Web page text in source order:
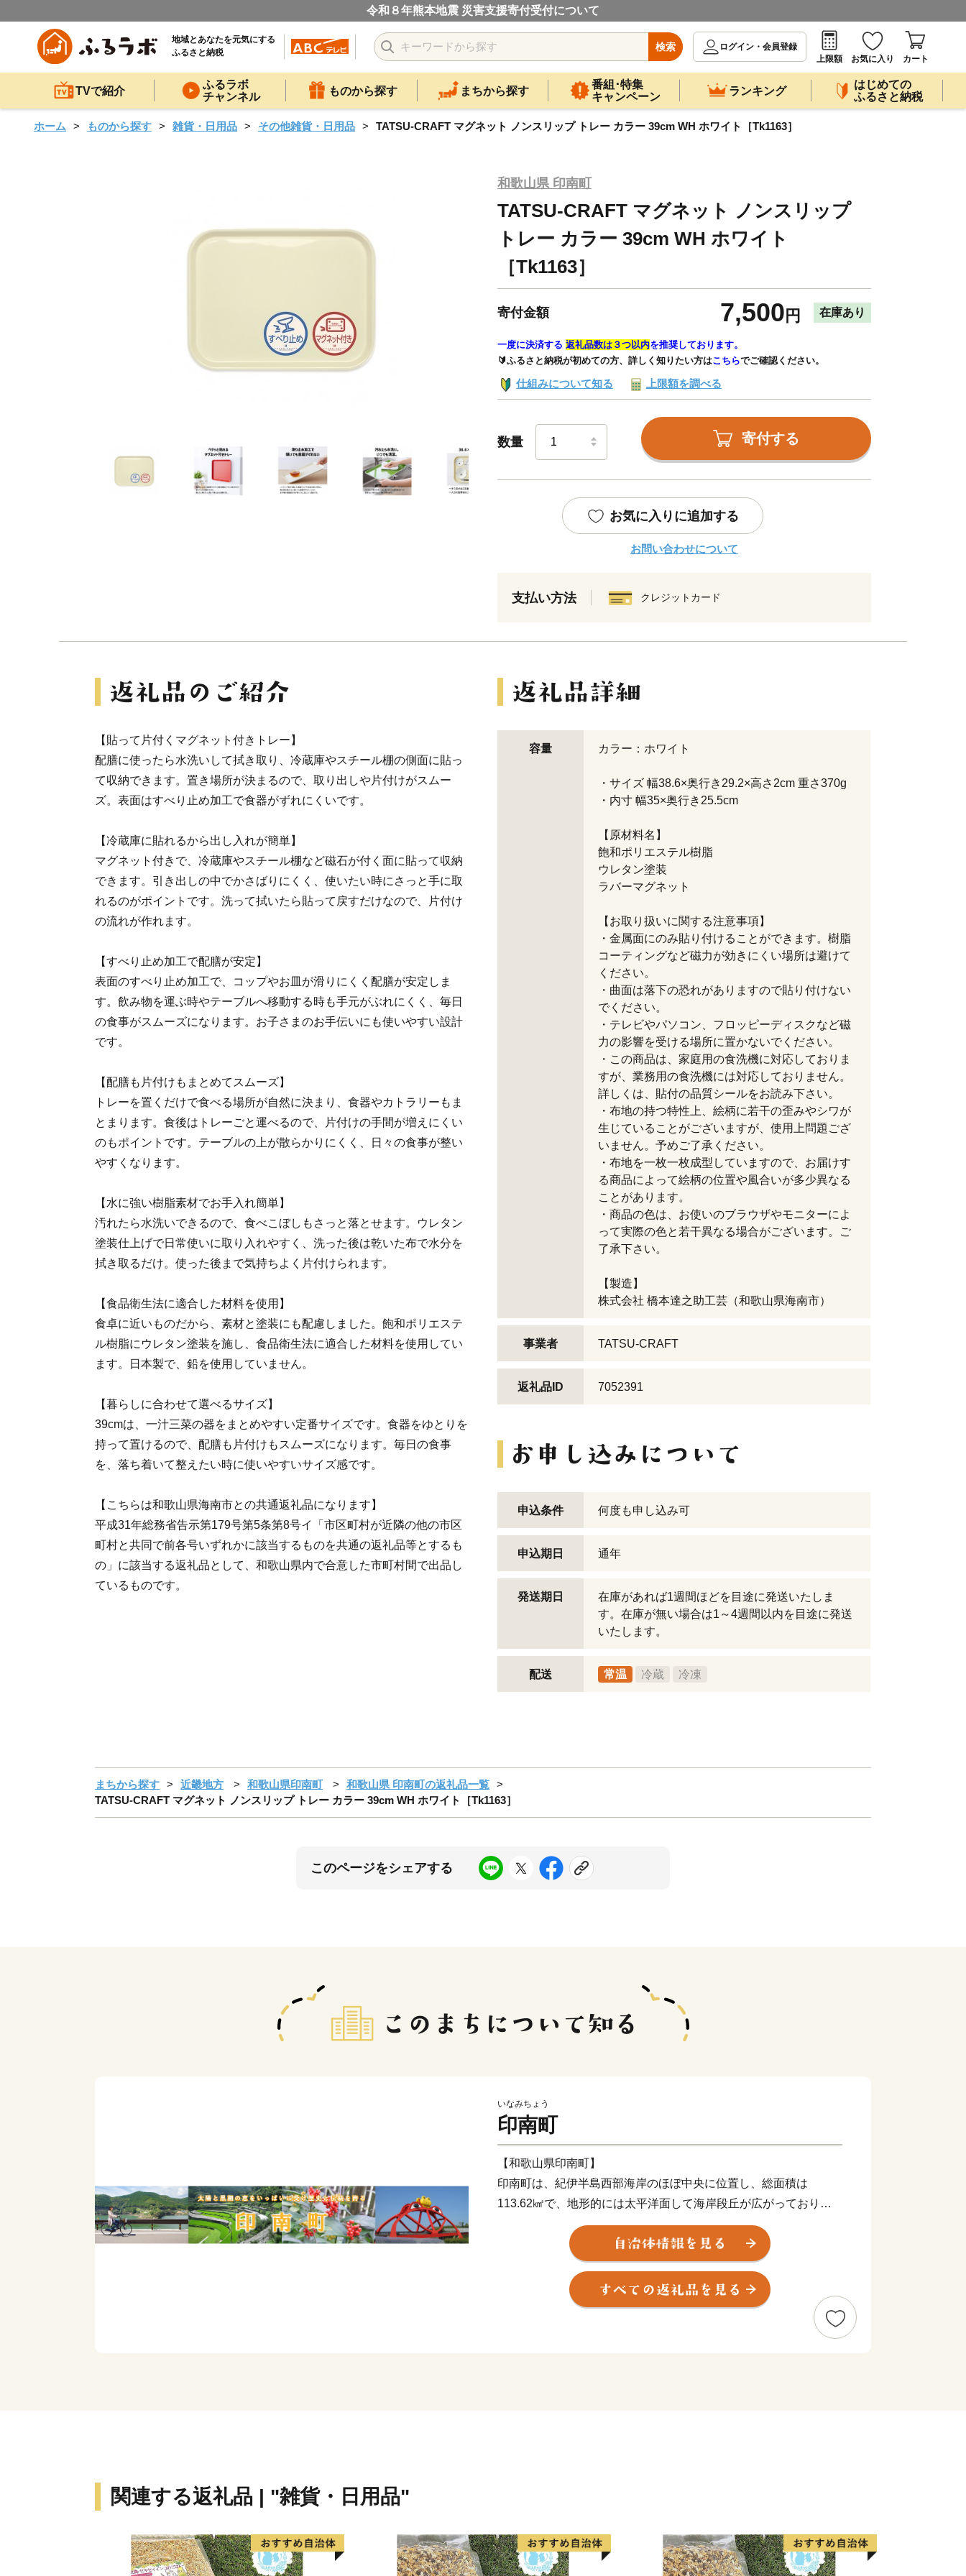
令和８年熊本地震 災害支援寄付受付について
地域とあなたを元気にする
ふるさと納税
検索
ログイン・会員登録
上限額
お気に入り カート
TVで紹介
ふるラボ
チャンネル
ものから探す まちから探す
番組･特集
キャンペーン
ランキング
はじめての
ふるさと納税
ホーム ものから探す 雑貨・日用品 その他雑貨・日用品 TATSU-CRAFT マグネット ノンスリップ トレー カラー 39cm WH ホワイト［Tk1163］
和歌山県 印南町
TATSU-CRAFT マグネット ノンスリップ
トレー カラー 39cm WH ホワイト
［Tk1163］
寄付金額 7,500 円 在庫あり
一度に決済する 返礼品数は３つ以内を推奨しております。
🔰ふるさと納税が初めての方、詳しく知りたい方はこちらでご確認ください。
仕組みについて知る 上限額を調べる
数量 寄付する
お気に入りに追加する
お問い合わせについて
支払い方法 クレジットカード
【貼って片付くマグネット付きトレー】
配膳に使ったら水洗いして拭き取り、冷蔵庫やスチール棚の側面に貼っ
て収納できます。置き場所が決まるので、取り出しや片付けがスムー
ズ。表面はすべり止め加工で食器がずれにくいです。
【冷蔵庫に貼れるから出し入れが簡単】
マグネット付きで、冷蔵庫やスチール棚など磁石が付く面に貼って収納
できます。引き出しの中でかさばりにくく、使いたい時にさっと手に取
れるのがポイントです。洗って拭いたら貼って戻すだけなので、片付け
の流れが作れます。
【すべり止め加工で配膳が安定】
表面のすべり止め加工で、コップやお皿が滑りにくく配膳が安定しま
す。飲み物を運ぶ時やテーブルへ移動する時も手元がぶれにくく、毎日
の食事がスムーズになります。お子さまのお手伝いにも使いやすい設計
です。
【配膳も片付けもまとめてスムーズ】
トレーを置くだけで食べる場所が自然に決まり、食器やカトラリーもま
とまります。食後はトレーごと運べるので、片付けの手間が増えにくい
のもポイントです。テーブルの上が散らかりにくく、日々の食事が整い
やすくなります。
【水に強い樹脂素材でお手入れ簡単】
汚れたら水洗いできるので、食べこぼしもさっと落とせます。ウレタン
塗装仕上げで日常使いに取り入れやすく、洗った後は乾いた布で水分を
拭き取るだけ。使った後まで気持ちよく片付けられます。
【食品衛生法に適合した材料を使用】
食卓に近いものだから、素材と塗装にも配慮しました。飽和ポリエステ
ル樹脂にウレタン塗装を施し、食品衛生法に適合した材料を使用してい
ます。日本製で、鉛を使用していません。
【暮らしに合わせて選べるサイズ】
39cmは、一汁三菜の器をまとめやすい定番サイズです。食器をゆとりを
持って置けるので、配膳も片付けもスムーズになります。毎日の食事
を、落ち着いて整えたい時に使いやすいサイズ感です。
【こちらは和歌山県海南市との共通返礼品になります】
平成31年総務省告示第179号第5条第8号イ「市区町村が近隣の他の市区
町村と共同で前各号いずれかに該当するものを共通の返礼品等とするも
の」に該当する返礼品として、和歌山県内で合意した市町村間で出品し
ているものです。
容量 カラー：ホワイト
・サイズ 幅38.6×奥行き29.2×高さ2cm 重さ370g
・内寸 幅35×奥行き25.5cm
【原材料名】
飽和ポリエステル樹脂
ウレタン塗装
ラバーマグネット
【お取り扱いに関する注意事項】
・金属面にのみ貼り付けることができます。樹脂
コーティングなど磁力が効きにくい場所は避けて
ください。
・曲面は落下の恐れがありますので貼り付けない
でください。
・テレビやパソコン、フロッピーディスクなど磁
力の影響を受ける場所に置かないでください。
・この商品は、家庭用の食洗機に対応しておりま
すが、業務用の食洗機には対応しておりません。
詳しくは、貼付の品質シールをお読み下さい。
・布地の持つ特性上、絵柄に若干の歪みやシワが
生じていることがございますが、使用上問題ござ
いません。予めご了承ください。
・布地を一枚一枚成型していますので、お届けす
る商品によって絵柄の位置や風合いが多少異なる
ことがあります。
・商品の色は、お使いのブラウザやモニターによ
って実際の色と若干異なる場合がございます。ご
了承下さい。
【製造】
株式会社 橋本達之助工芸（和歌山県海南市）
事業者 TATSU-CRAFT
返礼品ID 7052391
申込条件 何度も申し込み可
申込期日 通年
発送期日
在庫があれば1週間ほどを目途に発送いたしま
す。在庫が無い場合は1～4週間以内を目途に発送
いたします。
配送 常温 冷蔵 冷凍
まちから探す 近畿地方 和歌山県印南町
和歌山県 印南町の返礼品一覧
TATSU-CRAFT マグネット ノンスリップ トレー カラー 39cm WH ホワイト［Tk1163］
このページをシェアする
いなみちょう
印南町
【和歌山県印南町】
印南町は、紀伊半島西部海岸のほぼ中央に位置し、総面積は
113.62㎢で、地形的には太平洋面して海岸段丘が広がっており、
北東部では紀伊山地西端の真妻山、三里ヶ峰などの山々が連なって
また、三ヶ峰付近からは切目川が流れ、印南原付近からは印南川が
町の中心部を流れて太平洋に注いでいます。
橋）を建設しました。多くの人々を招き入れ、町発展への願いを込
めたものです。『努力、忍耐、飛躍』を象徴する ”柳に跳びつくか
関連する返礼品 | "雑貨・日用品"